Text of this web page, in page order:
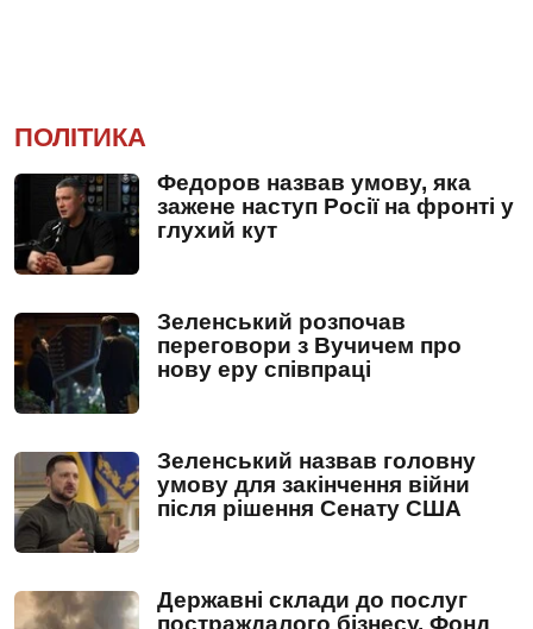
ПОЛІТИКА
Федоров назвав умову, яка
зажене наступ Росії на фронті у
глухий кут
Зеленський розпочав
переговори з Вучичем про
нову еру співпраці
Зеленський назвав головну
умову для закінчення війни
після рішення Сенату США
Державні склади до послуг
постраждалого бізнесу. Фонд